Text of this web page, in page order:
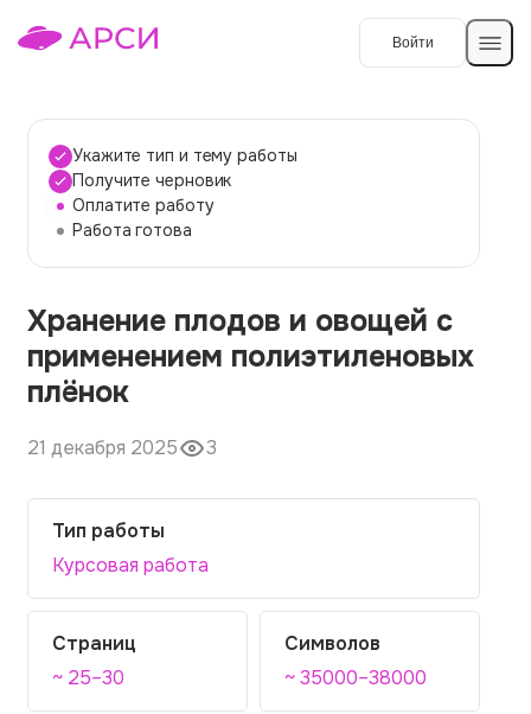
Войти
Темы работ
О сервисе
О компании
Наши гарантии
Вопросы и ответы
Контакты
Укажите тип и тему работы
Получите черновик
Оплатите работу
Работа готова
Хранение плодов и овощей с
применением полиэтиленовых
плёнок
21 декабря 2025 3
Тип работы
Курсовая работа
Страниц
~ 25–30
Символов
~ 35000–38000